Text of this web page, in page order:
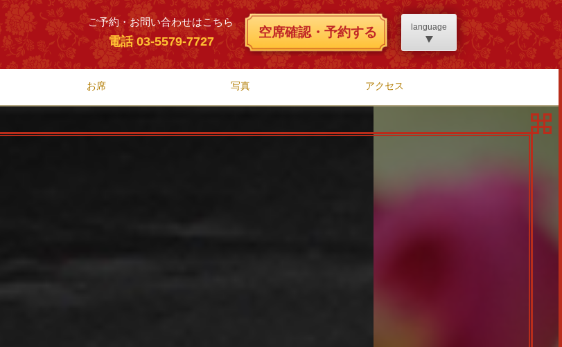
ご予約・お問い合わせはこちら
電話 03-5579-7727
空席確認・予約する language
お席 写真 アクセス